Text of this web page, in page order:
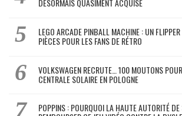
DÉSORMAIS QUASIMENT ACQUISE
LEGO ARCADE PINBALL MACHINE : UN
PIÈCES POUR LES FANS DE RÉTRO
VOLKSWAGEN RECRUTE… 100 MOUTONS
CENTRALE SOLAIRE EN POLOGNE
POPPINS : POURQUOI LA HAUTE AUTORITÉ DE